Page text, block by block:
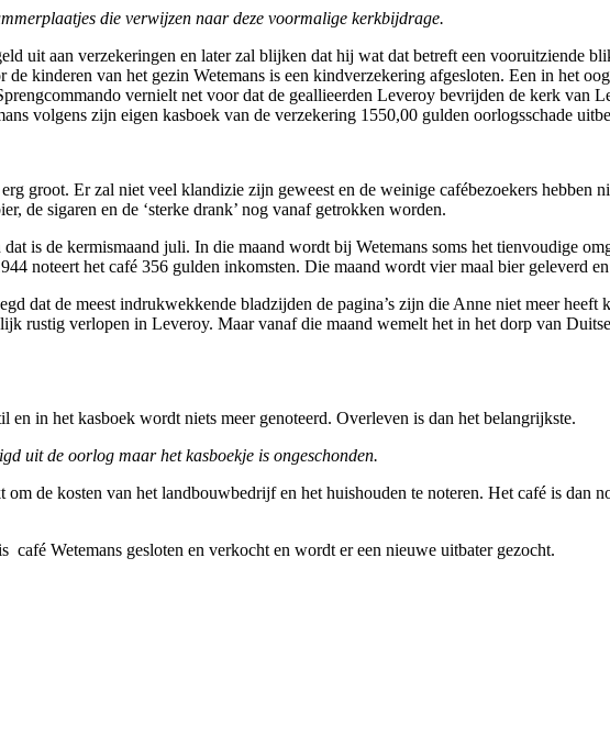
die verwijzen naar deze voormalige kerkbijdrage.
uit aan verzekeringen en later zal blijken dat hij wat dat betreft een vooruitziende
kinderen van het gezin Wetemans is een kindverzekering afgesloten. Een in het
vernielt net voor dat de geallieerden Leveroy bevrijden de kerk van
volgens zijn eigen kasboek van de verzekering 1550,00 gulden oorlogsschade
groot. Er zal niet veel klandizie zijn geweest en de weinige cafébezoekers hebben
de sigaren en de ‘sterke drank’ nog vanaf getrokken worden.
is de kermismaand juli. In die maand wordt bij Wetemans soms het tienvoudige
noteert het café 356 gulden inkomsten. Die maand wordt vier maal bier geleverd
dat de meest indrukwekkende bladzijden de pagina’s zijn die Anne niet meer
rustig verlopen in Leveroy. Maar vanaf die maand wemelt het in het dorp van
in het kasboek wordt niets meer genoteerd. Overleven is dan het belangrijkste.
uit de oorlog maar het kasboekje is ongeschonden.
de kosten van het landbouwbedrijf en het huishouden te noteren. Het café is dan
Wetemans gesloten en verkocht en wordt er een nieuwe uitbater gezocht.